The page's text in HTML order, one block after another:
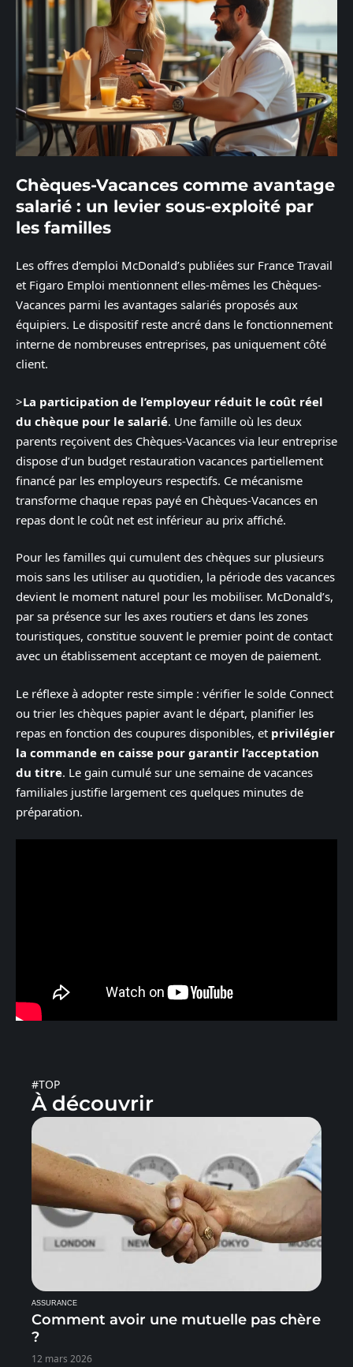
Chèques-Vacances comme avantage
salarié : un levier sous-exploité par
les familles
Les offres d’emploi McDonald’s publiées sur France Travail
et Figaro Emploi mentionnent elles-mêmes les Chèques-
Vacances parmi les avantages salariés proposés aux
équipiers. Le dispositif reste ancré dans le fonctionnement
interne de nombreuses entreprises, pas uniquement côté
client.
>La participation de l’employeur réduit le coût réel
du chèque pour le salarié. Une famille où les deux
parents reçoivent des Chèques-Vacances via leur entreprise
dispose d’un budget restauration vacances partiellement
financé par les employeurs respectifs. Ce mécanisme
transforme chaque repas payé en Chèques-Vacances en
repas dont le coût net est inférieur au prix affiché.
Pour les familles qui cumulent des chèques sur plusieurs
mois sans les utiliser au quotidien, la période des vacances
devient le moment naturel pour les mobiliser. McDonald’s,
par sa présence sur les axes routiers et dans les zones
touristiques, constitue souvent le premier point de contact
avec un établissement acceptant ce moyen de paiement.
Le réflexe à adopter reste simple : vérifier le solde Connect
ou trier les chèques papier avant le départ, planifier les
repas en fonction des coupures disponibles, et privilégier
la commande en caisse pour garantir l’acceptation
du titre. Le gain cumulé sur une semaine de vacances
familiales justifie largement ces quelques minutes de
préparation.
#TOP
À découvrir
ASSURANCE
Comment avoir une mutuelle pas chère
?
12 mars 2026